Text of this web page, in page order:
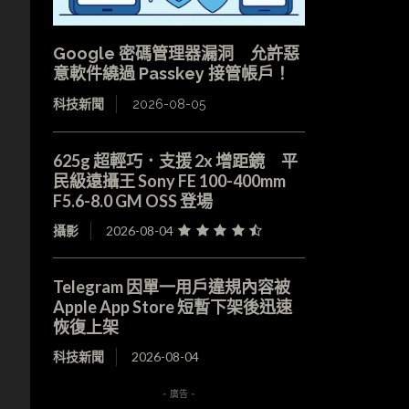
Google 密碼管理器漏洞 允許惡
意軟件繞過 Passkey 接管帳戶！
科技新聞 2026-08-05
625g 超輕巧．支援 2x 增距鏡 平
民級遠攝王 Sony FE 100-400mm
F5.6-8.0 GM OSS 登場
攝影 2026-08-04
Telegram 因單一用戶違規內容被
Apple App Store 短暫下架後迅速
恢復上架
科技新聞 2026-08-04
- 廣告 -